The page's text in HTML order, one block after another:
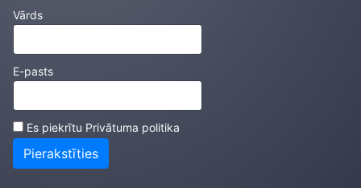
Vārds
E-pasts
Es piekrītu Privātuma politika
Pierakstīties